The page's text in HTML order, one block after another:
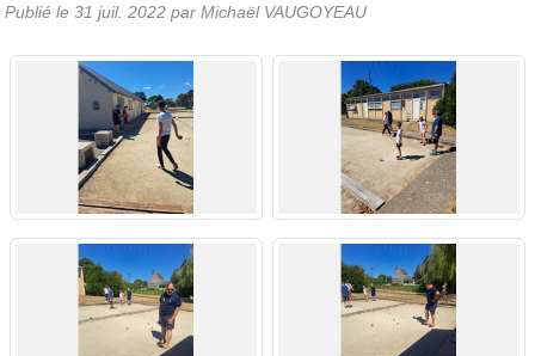
Publié le 31 juil. 2022 par Michaël VAUGOYEAU